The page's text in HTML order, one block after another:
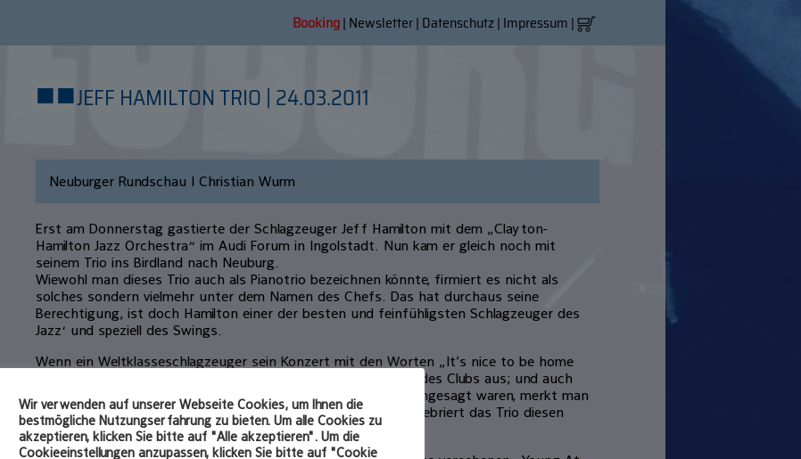
Booking| Newsletter| Datenschutz| Impressum |
■■JEFF HAMILTON TRIO | 24.03.2011
Neuburger Rundschau | Christian Wurm
Erst am Donnerstag gastierte der Schlagzeuger Jeff Hamilton mit dem „Clayton-
Hamilton Jazz Orchestra“ im Audi Forum in Ingolstadt. Nun kam er gleich noch mit
seinem Trio ins Birdland nach Neuburg.
Wiewohl man dieses Trio auch als Pianotrio bezeichnen könnte, firmiert es nicht als
solches sondern vielmehr unter dem Namen des Chefs. Das hat durchaus seine
Berechtigung, ist doch Hamilton einer der besten und feinfühligsten Schlagzeuger des
Jazz‘ und speziell des Swings.
Wenn ein Weltklasseschlagzeuger sein Konzert mit den Worten „It’s nice to be home
again“ beginnt, sagt das schon einiges über den Stellenwert des Clubs aus; und auch
das Publikum wird gelobt. Dass diese Worte nicht nur so dahingesagt waren, merkt man
vom ersten Takt an. Mit enormer Spielfreude gestaltet, ja zelebriert das Trio diesen
Konzertabend; Vorsicht, Suchtgefahr!
Wir verwenden auf unserer Webseite Cookies, um Ihnen die
bestmögliche Nutzungserfahrung zu bieten. Um alle Cookies zu
akzeptieren, klicken Sie bitte auf "Alle akzeptieren". Um die
Cookieeinstellungen anzupassen, klicken Sie bitte auf "Cookie